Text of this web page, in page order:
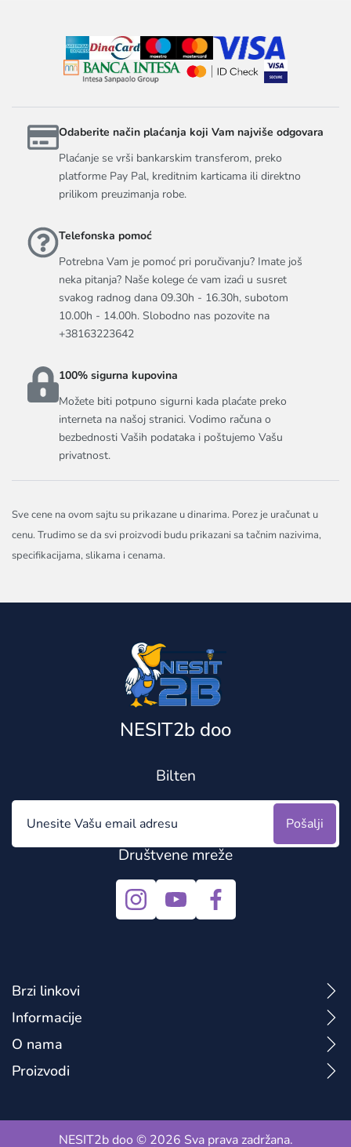
Odaberite način plaćanja koji Vam najviše odgovara
Plaćanje se vrši bankarskim transferom, preko
platforme Pay Pal, kreditnim karticama ili direktno
prilikom preuzimanja robe.
Telefonska pomoć
Potrebna Vam je pomoć pri poručivanju? Imate još
neka pitanja? Naše kolege će vam izaći u susret
svakog radnog dana 09.30h - 16.30h, subotom
10.00h - 14.00h. Slobodno nas pozovite na
+38163223642
100% sigurna kupovina
Možete biti potpuno sigurni kada plaćate preko
interneta na našoj stranici. Vodimo računa o
bezbednosti Vaših podataka i poštujemo Vašu
privatnost.
Sve cene na ovom sajtu su prikazane u dinarima. Porez je uračunat u
cenu. Trudimo se da svi proizvodi budu prikazani sa tačnim nazivima,
specifikacijama, slikama i cenama.
NESIT2b doo
Bilten
Pošalji
Društvene mreže
Brzi linkovi
Informacije
O nama
Proizvodi
NESIT2b doo © 2026 Sva prava zadržana.